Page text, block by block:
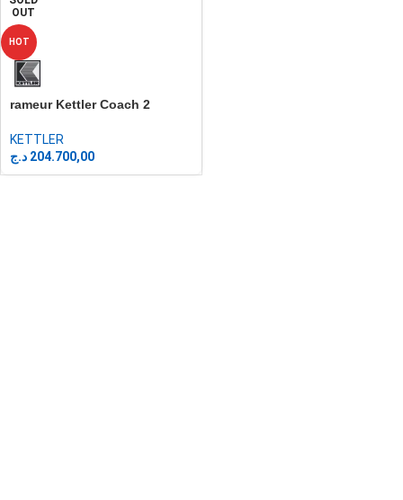
OUT
HOT
rameur Kettler Coach 2
KETTLER
204.700,00 د.ج